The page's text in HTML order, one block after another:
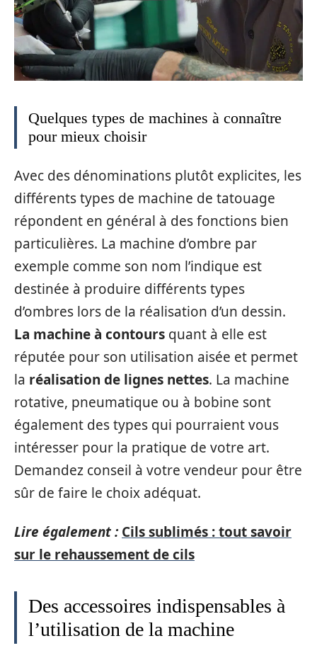
Quelques types de machines à connaître
pour mieux choisir
Avec des dénominations plutôt explicites, les
différents types de machine de tatouage
répondent en général à des fonctions bien
particulières. La machine d’ombre par
exemple comme son nom l’indique est
destinée à produire différents types
d’ombres lors de la réalisation d’un dessin.
La machine à contours quant à elle est
réputée pour son utilisation aisée et permet
la réalisation de lignes nettes. La machine
rotative, pneumatique ou à bobine sont
également des types qui pourraient vous
intéresser pour la pratique de votre art.
Demandez conseil à votre vendeur pour être
sûr de faire le choix adéquat.
Lire également : Cils sublimés : tout savoir
sur le rehaussement de cils
Des accessoires indispensables à
l’utilisation de la machine